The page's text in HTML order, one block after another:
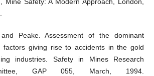
Peake. Assessment of the dominant
factors giving rise to accidents in the gold
industries. Safety in Mines Research
GAP 055, March, 1994.